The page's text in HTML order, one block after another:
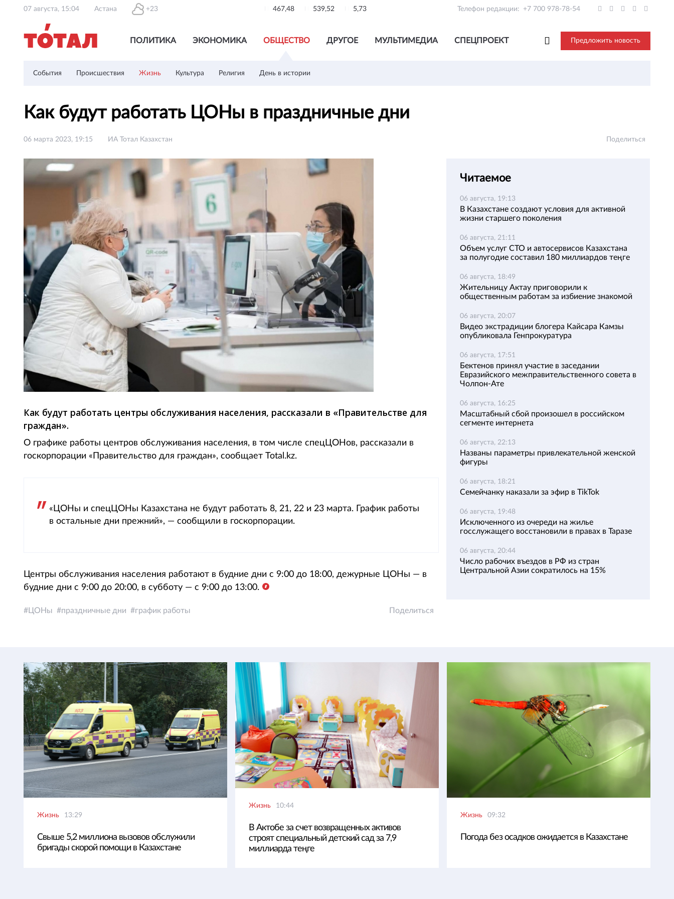
07 августа, 15:04 Астана +23 467,48 539,52 5,73 Телефон редакции: +7 700 978-78-54
ПОЛИТИКА ЭКОНОМИКА ОБЩЕСТВО ДРУГОЕ МУЛЬТИМЕДИА СПЕЦПРОЕКТ Предложить новость
События Происшествия Жизнь Культура Религия День в истории
Как будут работать ЦОНы в праздничные дни
06 марта 2023, 19:15 ИА Тотал Казахстан Поделиться
Как будут работать центры обслуживания населения, рассказали в «Правительстве для
граждан».
О графике работы центров обслуживания населения, в том числе спецЦОНов, рассказали в
госкорпорации «Правительство для граждан», сообщает Total.kz.
«ЦОНы и спецЦОНы Казахстана не будут работать 8, 21, 22 и 23 марта. График работы
в остальные дни прежний», — сообщили в госкорпорации.
Центры обслуживания населения работают в будние дни с 9:00 до 18:00, дежурные ЦОНы — в
будние дни с 9:00 до 20:00, в субботу — с 9:00 до 13:00.
ЦОНы праздничные дни график работы Поделиться
Читаемое
06 августа, 19:13
В Казахстане создают условия для активной
жизни старшего поколения
06 августа, 21:11
Объем услуг СТО и автосервисов Казахстана
за полугодие составил 180 миллиардов теңге
06 августа, 18:49
Жительницу Актау приговорили к
общественным работам за избиение знакомой
06 августа, 20:07
Видео экстрадиции блогера Кайсара Камзы
опубликовала Генпрокуратура
06 августа, 17:51
Бектенов принял участие в заседании
Евразийского межправительственного совета в
Чолпон-Ате
06 августа, 16:25
Масштабный сбой произошел в российском
сегменте интернета
06 августа, 22:13
Названы параметры привлекательной женской
фигуры
06 августа, 18:21
Семейчанку наказали за эфир в TikTok
06 августа, 19:48
Исключенного из очереди на жилье
госслужащего восстановили в правах в Таразе
06 августа, 20:44
Число рабочих въездов в РФ из стран
Центральной Азии сократилось на 15%
Жизнь 13:29
Свыше 5,2 миллиона вызовов обслужили
бригады скорой помощи в Казахстане
Жизнь 10:44
В Актобе за счет возвращенных активов
строят специальный детский сад за 7,9
миллиарда теңге
Жизнь 09:32
Погода без осадков ожидается в Казахстане